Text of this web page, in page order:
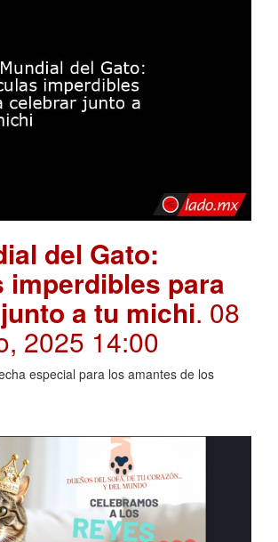
del Gato:
imperdibles para
a tu michi. 08
2025 14:00
especial para los amantes de los